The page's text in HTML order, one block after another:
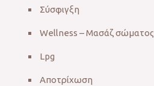
Σύσφιγξη
Wellness – Μασάζ σώματος
Lpg
Αποτρίχωση